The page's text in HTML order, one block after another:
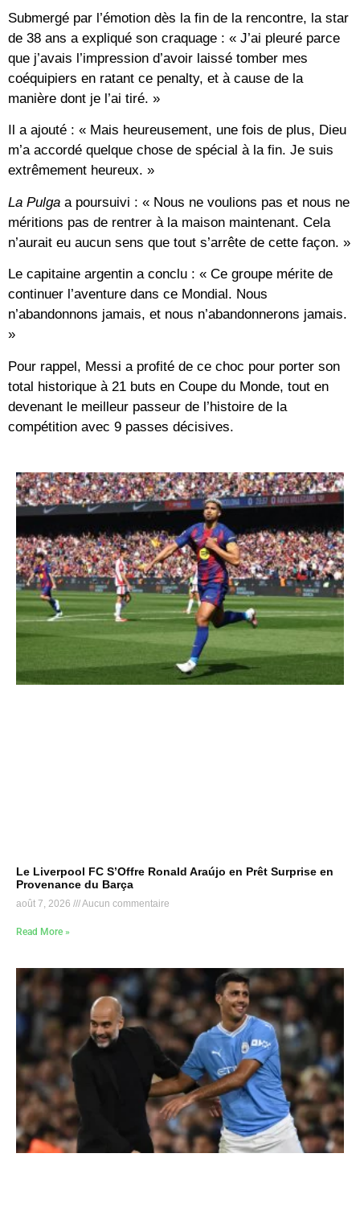
Submergé par l’émotion dès la fin de la rencontre, la star
de 38 ans a expliqué son craquage : « J’ai pleuré parce
que j’avais l’impression d’avoir laissé tomber mes
coéquipiers en ratant ce penalty, et à cause de la
manière dont je l’ai tiré. »
Il a ajouté : « Mais heureusement, une fois de plus, Dieu
m’a accordé quelque chose de spécial à la fin. Je suis
extrêmement heureux. »
La Pulga a poursuivi : « Nous ne voulions pas et nous ne
méritions pas de rentrer à la maison maintenant. Cela
n’aurait eu aucun sens que tout s’arrête de cette façon. »
Le capitaine argentin a conclu : « Ce groupe mérite de
continuer l’aventure dans ce Mondial . Nous
n’abandonnons jamais, et nous n’abandonnerons jamais.
»
Pour rappel, Messi a profité de ce choc pour porter son
total historique à 21 buts en Coupe du Monde, tout en
devenant le meilleur passeur de l’histoire de la
compétition avec 9 passes décisives.
Le Liverpool FC S’Offre Ronald Araújo en Prêt Surprise en
Provenance du Barça
août 7, 2026 Aucun commentaire
Read More »